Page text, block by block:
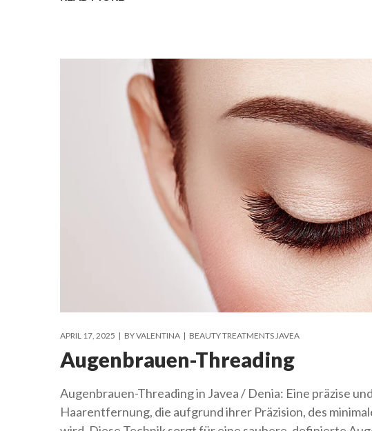
APRIL 17, 2025 BYVALENTINA BEAUTY TREATMENTS JAVEA
Augenbrauen-Threading
Augenbrauen-Threading in Javea / Denia: Eine präzise
Haarentfernung, die aufgrund ihrer Präzision, des